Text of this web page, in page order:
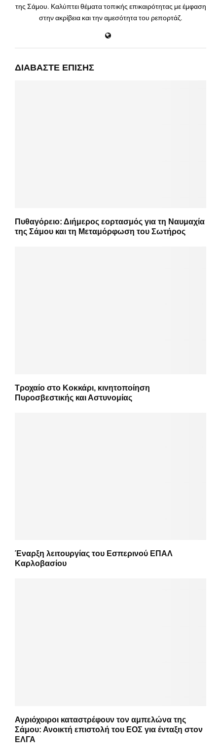
της Σάμου. Καλύπτει θέματα τοπικής επικαιρότητας με έμφαση
στην ακρίβεια και την αμεσότητα του ρεπορτάζ.
ΔΙΑΒΆΣΤΕ ΕΠΊΣΗΣ
Πυθαγόρειο: Διήμερος εορτασμός για τη Ναυμαχία
της Σάμου και τη Μεταμόρφωση του Σωτήρος
Τροχαίο στο Κοκκάρι, κινητοποίηση
Πυροσβεστικής και Αστυνομίας
Έναρξη λειτουργίας του Εσπερινού ΕΠΑΛ
Καρλοβασίου
Αγριόχοιροι καταστρέφουν τον αμπελώνα της
Σάμου: Ανοικτή επιστολή του ΕΟΣ για ένταξη στον
ΕΛΓΑ